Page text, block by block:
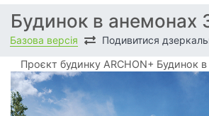
Будинок в анемонах
Базова версія Подивитися
Проєкт будинку ARCHON+ Будинок